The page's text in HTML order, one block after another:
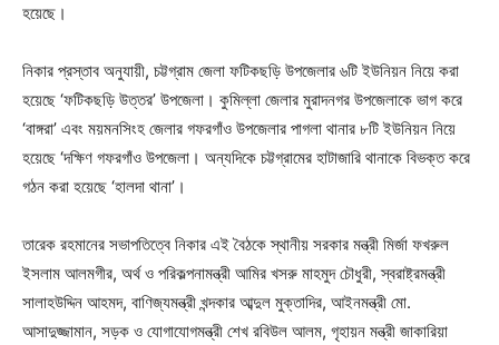
হয়েছে।
নিকার প্রস্তাব অনুযায়ী, চট্টগ্রাম জেলা ফটিকছড়ি উপজেলার ৬টি ইউনিয়ন নিয়ে করা
হয়েছে ‘ফটিকছড়ি উত্তর’ উপজেলা। কুমিল্লা জেলার মুরাদনগর উপজেলাকে ভাগ করে
‘বাঙ্গরা’ এবং ময়মনসিংহ জেলার গফরগাঁও উপজেলার পাগলা থানার ৮টি ইউনিয়ন নিয়ে
হয়েছে ‘দক্ষিণ গফরগাঁও উপজেলা। অন্যদিকে চট্টগ্রামের হাটাজারি থানাকে বিভক্ত করে
গঠন করা হয়েছে ‘হালদা থানা’।
তারেক রহমানের সভাপতিত্বে নিকার এই বৈঠকে স্থানীয় সরকার মন্ত্রী মির্জা ফখরুল
ইসলাম আলমগীর, অর্থ ও পরিকল্পনামন্ত্রী আমির খসরু মাহমুদ চৌধুরী, স্বরাষ্ট্রমন্ত্রী
সালাহউদ্দিন আহমদ, বাণিজ্যমন্ত্রী খন্দকার আব্দুল মুক্তাদির, আইনমন্ত্রী মো.
আসাদুজ্জামান, সড়ক ও যোগাযোগমন্ত্রী শেখ রবিউল আলম, গৃহায়ন মন্ত্রী জাকারিয়া